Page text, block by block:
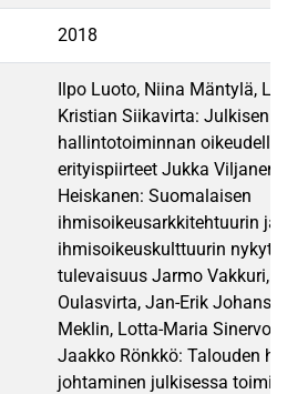
2018
Ilpo Luoto, Niina Mäntylä,
Kristian Siikavirta: Julkisen
hallintotoiminnan
erityispiirteet Jukka Viljanen
Heiskanen: Suomalaisen
ihmisoikeusarkkitehtuurin ja
ihmisoikeuskulttuurin
tulevaisuus Jarmo Vakkuri,
Oulasvirta, Jan-Erik
Meklin, Lotta-Maria Sinervo,
Jaakko Rönkkö: Talouden
johtaminen julkisessa